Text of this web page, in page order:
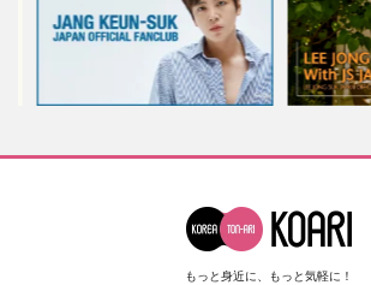
もっと身近に、もっと気軽に！